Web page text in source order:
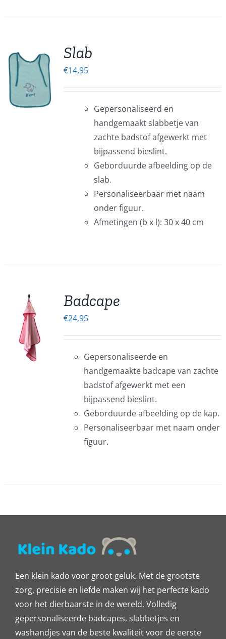
Slab
€14,95
Gepersonaliseerd en
handgemaakt slabbetje van
zachte badstof afgewerkt met
bijpassend bieslint.
Geborduurde afbeelding op de
slab.
Personaliseerbaar met naam
onder figuur.
Afmetingen (b x l): 30 x 40 cm
Badcape
€24,95
Gepersonaliseerde en
handgemaakte badcape van zachte
badstof afgewerkt met een
bijpassend bieslint.
Geborduurde afbeelding op de kap.
Personaliseerbaar met naam onder
figuur.
Een klein kado voor groot geluk. Met de grootste
zorg, precisie en liefde maken wij het perfecte kado
voor het dierbaarste in de wereld. Volledig
gepersonaliseerde badcapes, slabbetjes en
washandjes van de beste kwaliteit voor de eerste